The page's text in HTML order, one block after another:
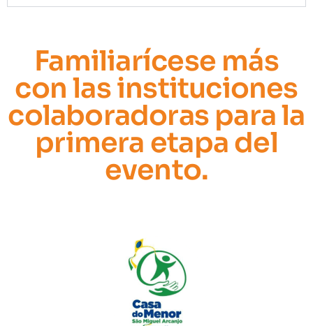
Familiarícese más
con las instituciones
colaboradoras para la
primera etapa del
evento.